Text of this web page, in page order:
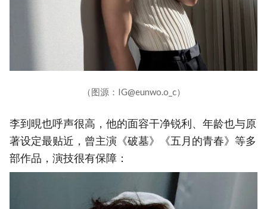
（图源：IG@eunwo.o_c）
李到晛也呼声很高，他的面容干净锐利、年龄也与原
著设定最贴近，曾主演《破墓》《五月的青春》等多
部作品，演技很有保障：